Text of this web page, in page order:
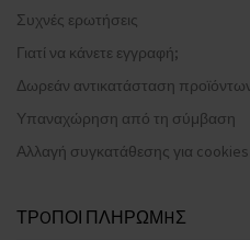
Συχνές ερωτήσεις
Γιατί να κάνετε εγγραφή;
Δωρεάν αντικατάσταση
Υπαναχώρηση από τη σύμβαση
Αλλαγή συγκατάθεσης για cookies
ΤΡOΠΟΙ ΠΛΗΡΩΜHΣ